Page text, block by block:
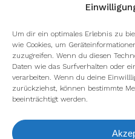
Um dir ein optimales Erlebnis zu
wie Cookies, um
zuzugreifen. Wenn du diesen
Daten wie das Surfverhalten oder
verarbeiten. Wenn du deine
zurückziehst, können bestimmte
beeinträchtigt werden.